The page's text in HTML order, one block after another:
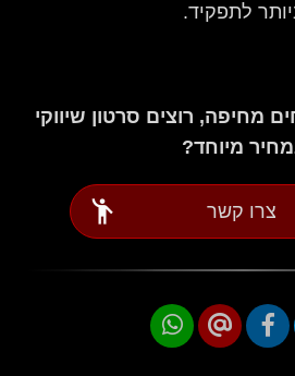
לתפקיד.
מחיפה, רוצים סרטון שיווקי
מיוחד?
צרו קשר emoji_people